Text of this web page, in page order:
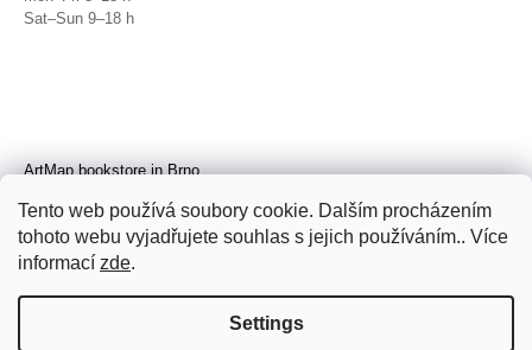
Tento web používá soubory cookie. Dalším procházením
tohoto webu vyjadřujete souhlas s jejich používáním.. Více
informací zde.
Settings
Sat–Sun 9–18 h
ArtMap bookstore in Brno
Brno, Radnická 4
Tue–Fri 11–19 h
Sat 14–19 h